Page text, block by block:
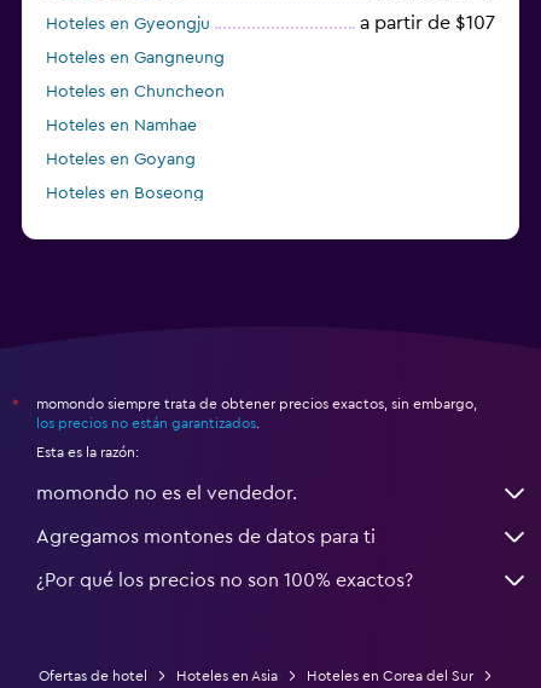
Hoteles en Gyeongju a partir de $107
Hoteles en Gangneung
Hoteles en Chuncheon
Hoteles en Namhae
Hoteles en Goyang
Hoteles en Boseong
*
momondo siempre trata de obtener precios exactos, sin embargo,
los precios no están garantizados
Esta es la razón:
momondo no es el vendedor.
Agregamos montones de datos para ti
¿Por qué los precios no son 100% exactos?
Ofertas de hotel Hoteles en Asia
Hoteles en Corea del Sur